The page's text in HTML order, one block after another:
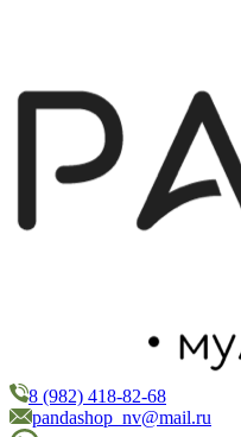
PandaShop
Интернет-магазин косметики
8 (982) 418-82-68
pandashop_nv@mail.ru